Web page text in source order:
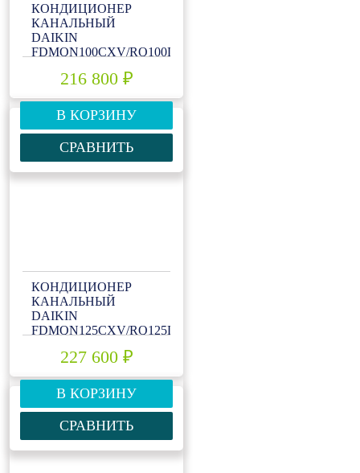
КОНДИЦИОНЕР
КАНАЛЬНЫЙ
DAIKIN
FDMQN100CXV/RQ100DXY
216 800 ₽
В КОРЗИНУ
СРАВНИТЬ
КОНДИЦИОНЕР
КАНАЛЬНЫЙ
DAIKIN
FDMQN125CXV/RQ125DXY
227 600 ₽
В КОРЗИНУ
СРАВНИТЬ